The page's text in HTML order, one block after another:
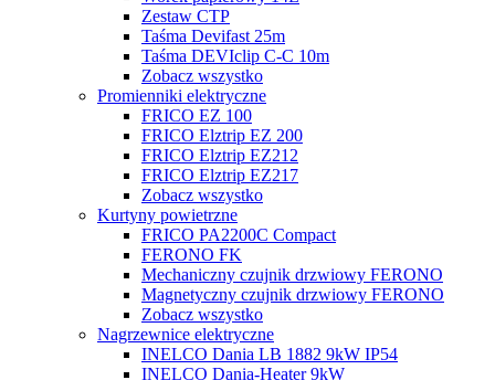
Zestaw CTP
Taśma Devifast 25m
Taśma DEVIclip C-C 10m
Zobacz wszystko
Promienniki elektryczne
FRICO EZ 100
FRICO Elztrip EZ 200
FRICO Elztrip EZ212
FRICO Elztrip EZ217
Zobacz wszystko
Kurtyny powietrzne
FRICO PA2200C Compact
FERONO FK
Mechaniczny czujnik drzwiowy FERONO
Magnetyczny czujnik drzwiowy FERONO
Zobacz wszystko
Nagrzewnice elektryczne
INELCO Dania LB 1882 9kW IP54
INELCO Dania-Heater 9kW